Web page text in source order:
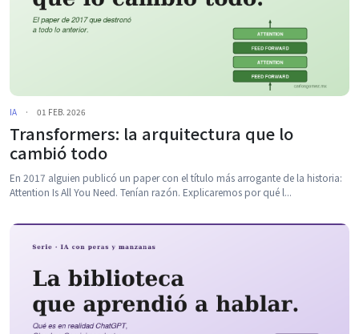
IA · 01 FEB. 2026
Transformers: la arquitectura que lo
cambió todo
En 2017 alguien publicó un paper con el título más arrogante de la historia:
Attention Is All You Need. Tenían razón. Explicaremos por qué l...